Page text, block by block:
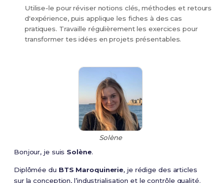
Utilise-le pour réviser notions clés, méthodes et retours
d'expérience, puis applique les fiches à des cas
pratiques. Travaille régulièrement les exercices pour
transformer tes idées en projets présentables.
Solène
Bonjour, je suis Solène.
Diplômée du BTS Maroquinerie, je rédige des articles
sur la conception, l’industrialisation et le contrôle qualité.